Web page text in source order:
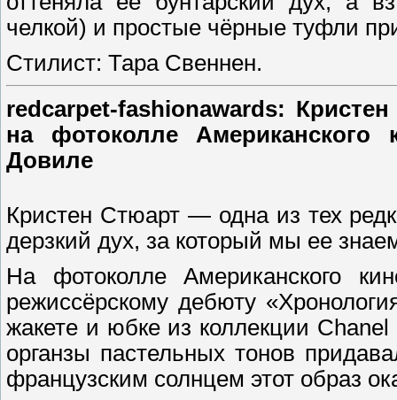
челкой) и простые чёрные туфли
Стилист: Тара Свеннен.
redcarpet-fashionawards:
на фотоколле Американского
Довиле
Кристен Стюарт — одна из тех
дерзкий дух, за который мы ее
На фотоколле Американского
режиссёрскому дебюту
жакете и юбке из коллекции
органзы пастельных тонов
французским солнцем этот образ